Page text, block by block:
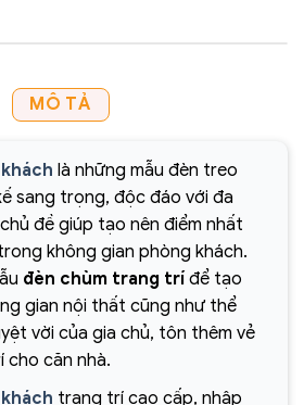
MÔ TẢ
là những mẫu đèn treo
sang trọng, độc đáo với đa
đề giúp tạo nên điểm nhất
không gian phòng khách.
đèn chùm trang trí để tạo
gian nội thất cũng như thể
vời của gia chủ, tôn thêm vẻ
căn nhà.
trang trí cao cấp, nhập